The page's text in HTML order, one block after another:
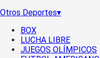
Otros Deportes▾
BOX
LUCHA LIBRE
JUEGOS OLÍMPICOS